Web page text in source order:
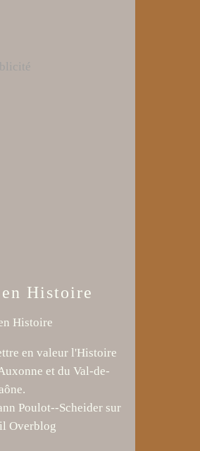
Histoire
en valeur l'Histoire
et du Val-de-
Poulot--Scheider sur
Overblog